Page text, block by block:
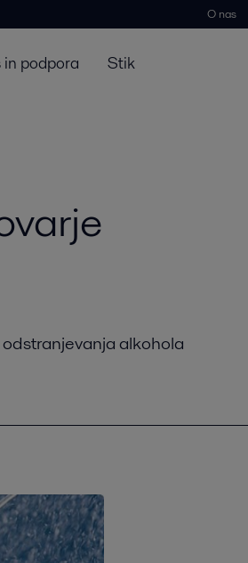
O nas
in podpora Stik
alkohola